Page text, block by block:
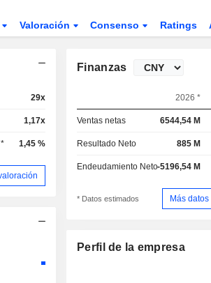
Valoración Consenso Ratings
29x
1,17x
1,45 %
Finanzas
2026 *
Ventas netas 6544,54 M
Resultado Neto 885 M
Endeudamiento Neto-5196,54 M
* Datos estimados Más
Perfil de la empresa